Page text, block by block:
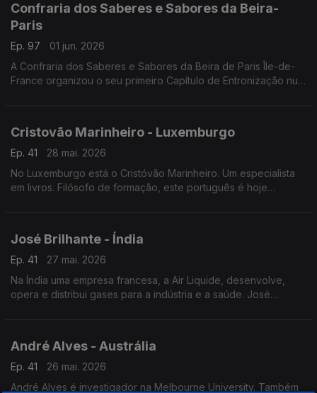
Confraria dos Saberes e Sabores da Beira-
Paris
Ep. 97
01 jun. 2026
A Confraria dos Saberes e Sabores da Beira de Paris Île-de-
France organizou o seu primeiro Capítulo de Entronização num
Cristovão Marinheiro - Luxemburgo
Ep. 41
28 mai. 2026
No Luxemburgo está o Cristóvão Marinheiro. Um especialista
em livros. Filósofo de formação, este português é hoje
José Brilhante - Índia
Ep. 41
27 mai. 2026
Na Índia uma empresa francesa, a Air Liquide, desenvolve,
opera e distribui gases para a indústria e a saúde. José
André Alves - Austrália
Ep. 41
26 mai. 2026
André Alves é investigador na Melbourne University. Também